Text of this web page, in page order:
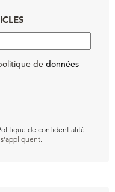
de données
de confidentialité